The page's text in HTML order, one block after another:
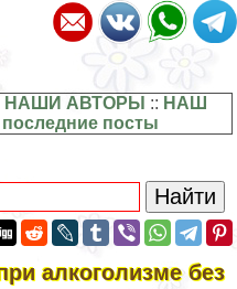
НАШИ АВТОРЫ :: НАШ
последние посты
алкоголизме без